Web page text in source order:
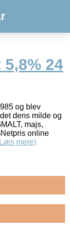
24
og blev
dens milde og
majs,
online
mere)